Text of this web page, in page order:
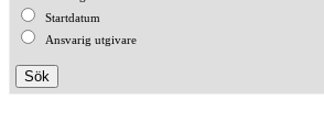
Startdatum
Ansvarig utgivare